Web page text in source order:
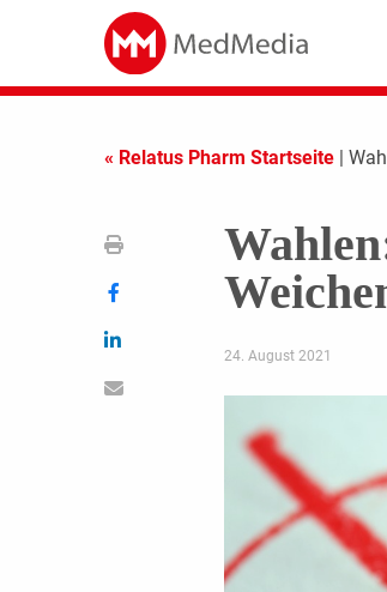
« Relatus Pharm Startseite |
24. August 2021